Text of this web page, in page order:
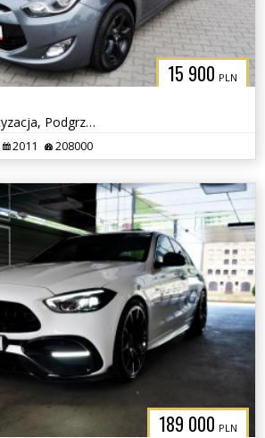
15 900 PLN
Serwisowany, Klimatyzacja, Podgrzewane fotele
2011 208000
189 000 PLN